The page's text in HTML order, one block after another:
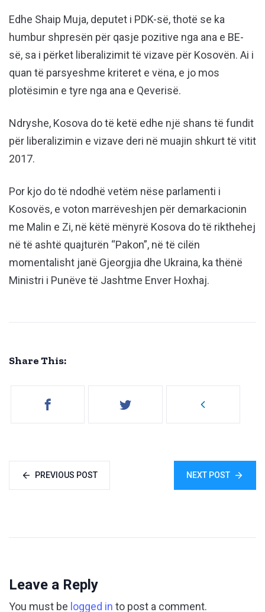
Edhe Shaip Muja, deputet i PDK-së, thotë se ka
humbur shpresën për qasje pozitive nga ana e BE-
së, sa i përket liberalizimit të vizave për Kosovën. Ai i
quan të parsyeshme kriteret e vëna, e jo mos
plotësimin e tyre nga ana e Qeverisë.
Ndryshe, Kosova do të ketë edhe një shans të fundit
për liberalizimin e vizave deri në muajin shkurt të vitit
2017.
Por kjo do të ndodhë vetëm nëse parlamenti i
Kosovës, e voton marrëveshjen për demarkacionin
me Malin e Zi, në këtë mënyrë Kosova do të rikthehej
në të ashtë quajturën “Pakon”, në të cilën
momentalisht janë Gjeorgjia dhe Ukraina, ka thënë
Ministri i Punëve të Jashtme Enver Hoxhaj.
Share This:
PREVIOUS POST NEXT POST
Leave a Reply
You must be logged in to post a comment.